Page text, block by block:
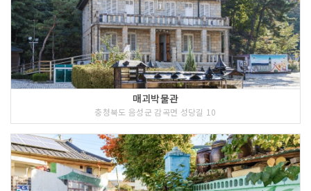
매괴박물관
충청북도 음성군 감곡면 성당길 10